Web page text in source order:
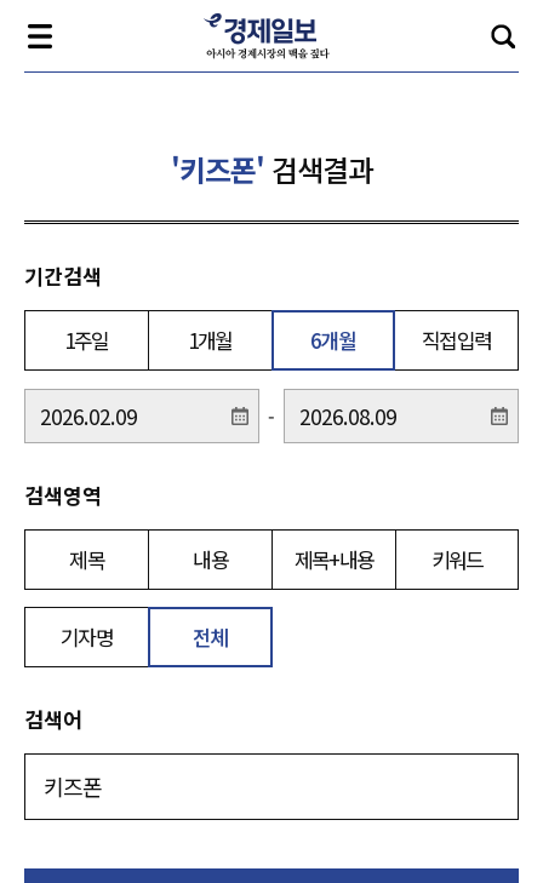
'키즈폰' 검색결과
기간검색
1주일 1개월 6개월 직접입력
-
검색영역
제목 내용 제목+내용 키워드
기자명 전체
검색어